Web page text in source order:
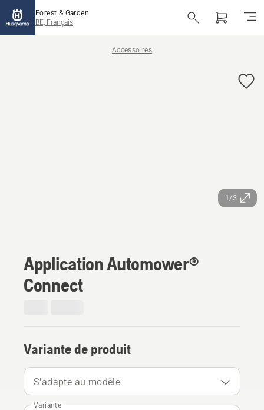
Forest & Garden
BE, Français
Accessoires
1/3
Application Automower®
Connect
Variante de produit
S'adapte au modèle
Variante